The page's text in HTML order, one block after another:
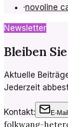
·novoline
Newsletter
Bleiben
Aktuelle
Jederzeit
Kontakt: E-
folkwang-